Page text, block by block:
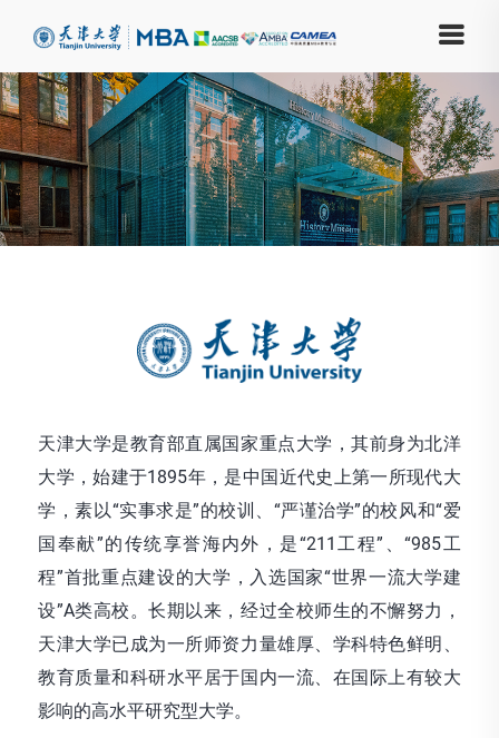
天津大学是教育部直属国家重点大学，其前身为北洋
大学，始建于1895年，是中国近代史上第一所现代大
学，素以“实事求是”的校训、“严谨治学”的校风和“爱
国奉献”的传统享誉海内外，是“211工程”、“985工
程”首批重点建设的大学，入选国家“世界一流大学建
设”A类高校。长期以来，经过全校师生的不懈努力，
天津大学已成为一所师资力量雄厚、学科特色鲜明、
教育质量和科研水平居于国内一流、在国际上有较大
影响的高水平研究型大学。